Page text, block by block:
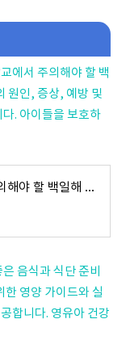
에서 주의해야 할 백
원인, 증상, 예방 및
. 아이들을 보호하
어린이집과 학교에서 주의해야 할 백일해 유행에 대해 알아보세요. 발작성 기침의 원인, 증상,
음식과 식단 준비
한 영양 가이드와 실
합니다. 영유아 건강